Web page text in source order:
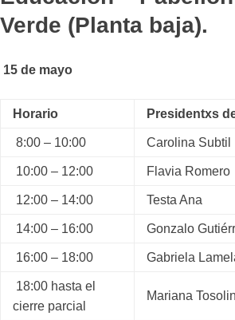
Verde (Planta baja).
15 de mayo
Horario Presidentxs
8:00 – 10:00 Carolina Subtil
10:00 – 12:00 Flavia Romero
12:00 – 14:00 Testa Ana
14:00 – 16:00 Gonzalo
16:00 – 18:00 Gabriela
18:00 hasta el
cierre parcial
Mariana